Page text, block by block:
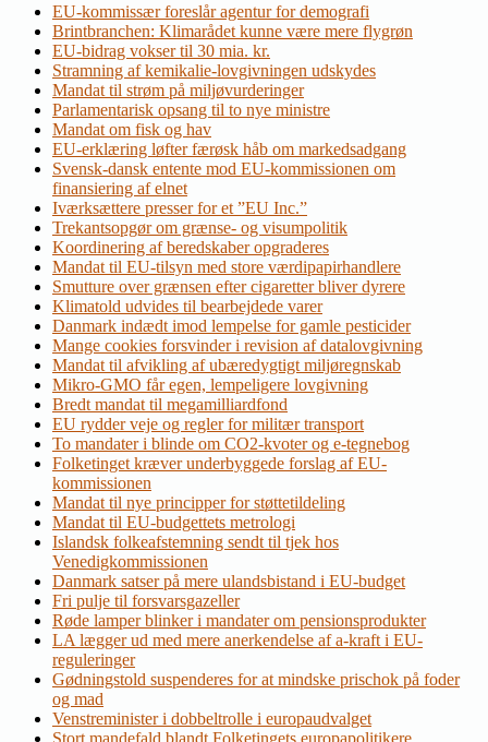
EU-kommissær foreslår agentur for demografi
Brintbranchen: Klimarådet kunne være mere flygrøn
EU-bidrag vokser til 30 mia. kr.
Stramning af kemikalie-lovgivningen udskydes
Mandat til strøm på miljøvurderinger
Parlamentarisk opsang til to nye ministre
Mandat om fisk og hav
EU-erklæring løfter færøsk håb om markedsadgang
Svensk-dansk entente mod EU-kommissionen om
finansiering af elnet
Iværksættere presser for et ”EU Inc.”
Trekantsopgør om grænse- og visumpolitik
Koordinering af beredskaber opgraderes
Mandat til EU-tilsyn med store værdipapirhandlere
Smutture over grænsen efter cigaretter bliver dyrere
Klimatold udvides til bearbejdede varer
Danmark indædt imod lempelse for gamle pesticider
Mange cookies forsvinder i revision af datalovgivning
Mandat til afvikling af ubæredygtigt miljøregnskab
Mikro-GMO får egen, lempeligere lovgivning
Bredt mandat til megamilliardfond
EU rydder veje og regler for militær transport
To mandater i blinde om CO2-kvoter og e-tegnebog
Folketinget kræver underbyggede forslag af EU-
kommissionen
Mandat til nye principper for støttetildeling
Mandat til EU-budgettets metrologi
Islandsk folkeafstemning sendt til tjek hos
Venedigkommissionen
Danmark satser på mere ulandsbistand i EU-budget
Fri pulje til forsvarsgazeller
Røde lamper blinker i mandater om pensionsprodukter
LA lægger ud med mere anerkendelse af a-kraft i EU-
reguleringer
Gødningstold suspenderes for at mindske prischok på foder
og mad
Venstreminister i dobbeltrolle i europaudvalget
Stort mandefald blandt Folketingets europapolitikere